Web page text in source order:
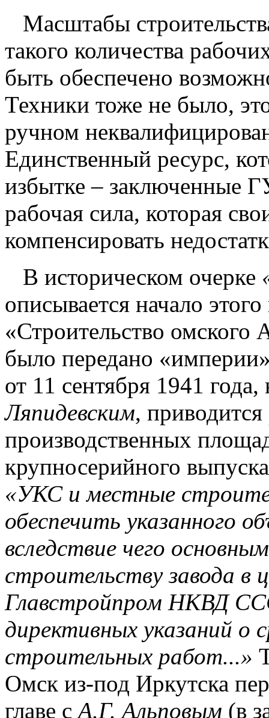
Масштабы
такого количества
быть обеспечено
Техники тоже не было,
ручном
Единственный ресурс,
избытке – заключенные
рабочая сила, которая
компенсировать
В историческом очерке
описывается начало
«Строительство
было передано
от 11 сентября 1941
Ляпидевским, приводится
производственных
крупносерийного
«УКС и местные
обеспечить указанного
вследствие чего
строительству завода в
Главстройпром НКВД
директивных указаний о
строительных работ...»
Омск из-под Иркутска
главе сА.Г. Альповым (в